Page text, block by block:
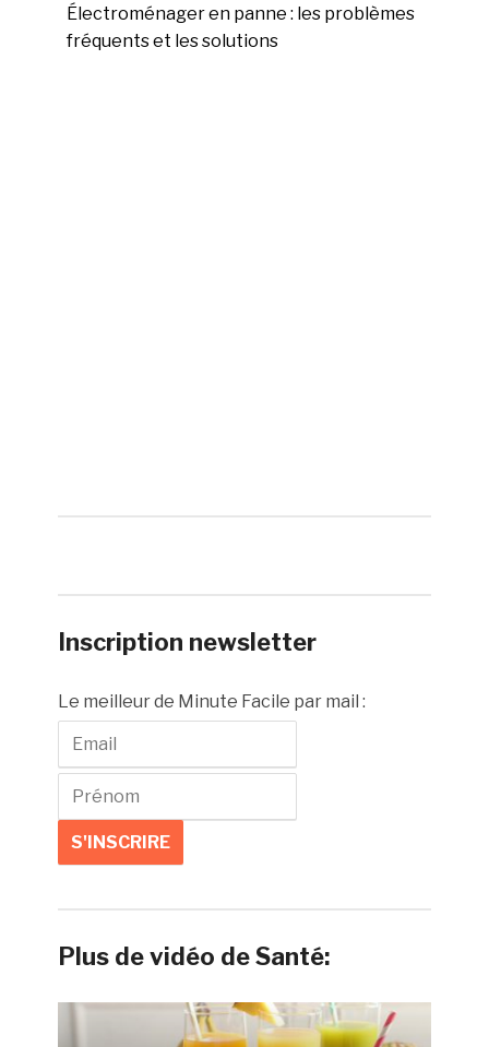
Électroménager en panne : les problèmes
fréquents et les solutions
Inscription newsletter
Le meilleur de Minute Facile par mail :
Plus de vidéo de Santé: